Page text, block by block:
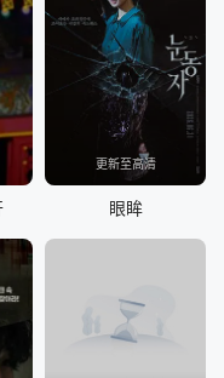
更新至高清
眼眸